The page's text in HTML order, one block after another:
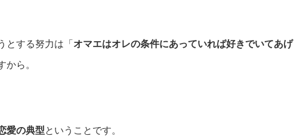
とする努力は「 オマエはオレの条件にあっていれば好きでいてあげ
から。
愛の典型ということです。